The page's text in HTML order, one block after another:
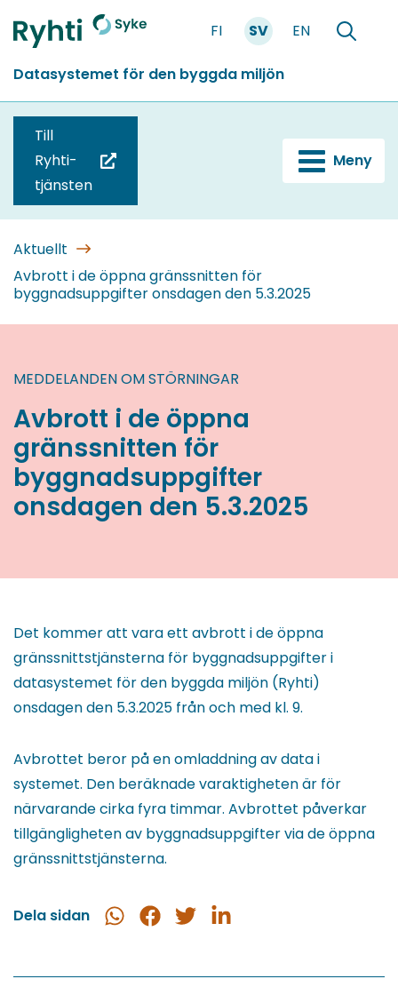
till
Förstasidan
FI SV EN
Söka
Datasystemet för den byggda miljön
Till
Ryhti-
tjänsten
blir
omdirigerad
till
en
annan
tjänst)
Meny
Aktuellt
Avbrott i de öppna gränssnitten för
byggnadsuppgifter onsdagen den 5.3.2025
MEDDELANDEN OM STÖRNINGAR
Avbrott i de öppna
gränssnitten för
byggnadsuppgifter
onsdagen den 5.3.2025
Det kommer att vara ett avbrott i de öppna
gränssnittstjänsterna för byggnadsuppgifter i
datasystemet för den byggda miljön (Ryhti)
onsdagen den 5.3.2025 från och med kl. 9.
Avbrottet beror på en omladdning av data i
systemet. Den beräknade varaktigheten är för
närvarande cirka fyra timmar. Avbrottet påverkar
tillgängligheten av byggnadsuppgifter via de öppna
gränssnittstjänsterna.
Dela sidan
Dela
Dela
Dela
Dela